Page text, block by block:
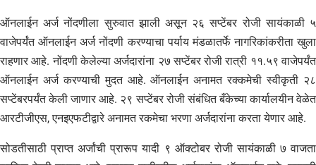
ऑनलाईन अर्ज नोंदणीला सुरुवात झाली असून २६ सप्टेंबर रोजी सायंकाळी ५
वाजेपर्यंत ऑनलाईन अर्ज नोंदणी करण्याचा पर्याय मंडळातर्फे नागरिकांकरीता खुला
राहणार आहे. नोंदणी केलेल्या अर्जदारांना २७ सप्टेंबर रोजी रात्री ११.५९ वाजेपर्यंत
ऑनलाईन अर्ज करण्याची मुदत आहे. ऑनलाईन अनामत रक्कमेची स्वीकृती २८
सप्टेंबरपर्यंत केली जाणार आहे. २९ सप्टेंबर रोजी संबंधित बँकेच्या कार्यालयीन वेळेत
आरटीजीएस, एनइएफटीद्वारे अनामत रकमेचा भरणा अर्जदारांना करता येणार आहे.
सोडतीसाठी प्राप्त अर्जांची प्रारूप यादी ९ ऑक्टोबर रोजी सायंकाळी ७ वाजता